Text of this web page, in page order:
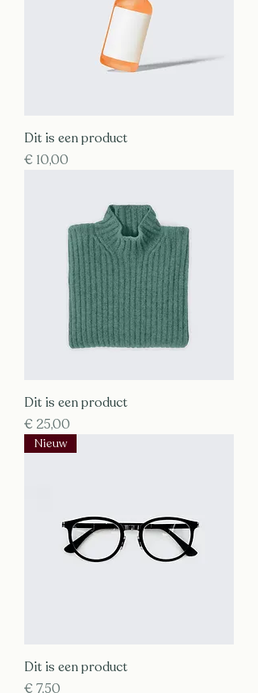
Dit is een product
Prijs
€ 10,00
Dit is een product
Prijs
€ 25,00
Nieuw
Dit is een product
Prijs
€ 7,50